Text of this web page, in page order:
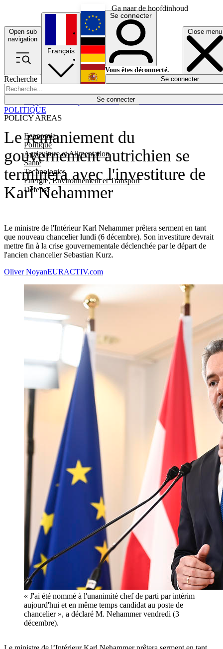
Ga naar de hoofdinhoud
Open sub
navigation
Close menu
Recherche
Se connecter
POLICY AREAS
Economie
Politique
Agriculture et Alimentation
Santé
Technologies
Energie, Environnement et Transport
Défense
Économie
Français
English
Deutsch
Español
Se connecter
Vous êtes déconnecté.
Se connecter
Le remaniement du
gouvernement autrichien se
terminera avec l'investiture de
Karl Nehammer
Le ministre de l'Intérieur Karl Nehammer prêtera serment en tant
que nouveau chancelier lundi (6 décembre). Son investiture devrait
mettre fin à la crise gouvernementale déclenchée par le départ de
l'ancien chancelier Sebastian Kurz.
POLITIQUE
Oliver NoyanEURACTIV.com
« J'ai été nommé à l'unanimité chef de parti par intérim
aujourd'hui et en même temps candidat au poste de
chancelier », a déclaré M. Nehammer vendredi (3
décembre).